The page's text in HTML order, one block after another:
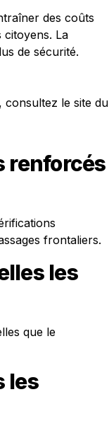
des coûts
La
de sécurité.
consultez le site du
renforcés
frontaliers.
les
que le
les